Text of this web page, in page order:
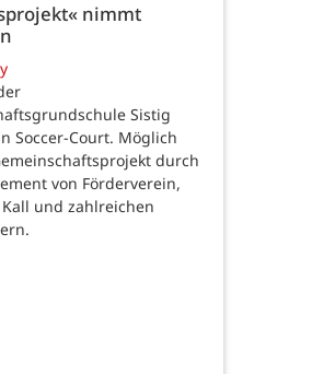
nimmt
Sistig
Soccer-Court. Möglich
durch
von Förderverein,
und zahlreichen